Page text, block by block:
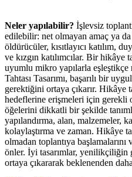
Neler yapılabilir? İşlevsiz
edilebilir: net olmayan amaç ya
öldürücüler, kısıtlayıcı katılım,
ve kızgın katılımcılar. Bir hikâye
uyumlu mikro yapılarla eşleştikçe
Tahtası Tasarımı, başarılı bir
gerektiğini ortaya çıkarır. Hikâye
hedeflerine erişmeleri için gerekli
öğelerini dikkatli bir şekilde
yapılandırma, alan, malzemeler,
kolaylaştırma ve zaman. Hikâye
olmadan toplantıya başlamalarını
önler. İyi tasarımlar, yenilikçiliğin
ortaya çıkararak beklenenden